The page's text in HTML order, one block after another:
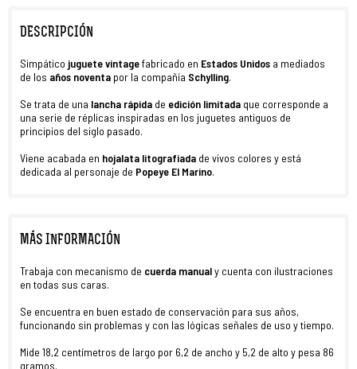
DESCRIPCIÓN
Simpático juguete vintagefabricado en Estados Unidos a mediados
de los años noventa por la compañía Schylling.
Se trata de una lancha rápida de edición limitada que corresponde a
una serie de réplicas inspiradas en los juguetes antiguos de
principios del siglo pasado.
Viene acabada en hojalata litografiada de vivos colores y está
dedicada al personaje de Popeye El Marino.
MÁS INFORMACIÓN
Trabaja con mecanismo de cuerda manualy cuenta con ilustraciones
en todas sus caras.
Se encuentra en buen estado de conservación para sus años,
funcionando sin problemas y con las lógicas señales de uso y tiempo.
Mide 18,2 centímetros de largo por 6,2 de ancho y 5,2 de alto y pesa 86
gramos.